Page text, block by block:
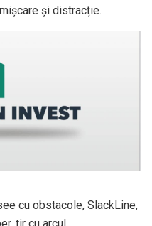
și distracție.
cu obstacole, SlackLine,